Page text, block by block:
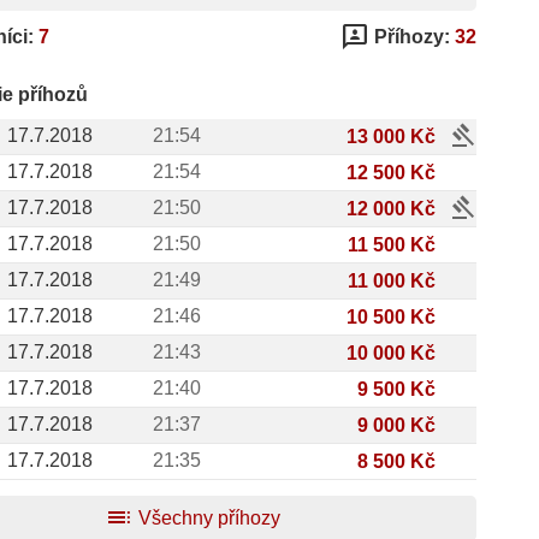
7 3p Příhozy: 32
příhozů
17.7.2018
21:54 13 000 Kč gavel
17.7.2018 21:54
12 500 Kč
17.7.2018
21:50 12 000 Kč gavel
17.7.2018 21:50
11 500 Kč
17.7.2018
21:49
11 000 Kč
17.7.2018
21:46
10 500 Kč
17.7.2018
21:43
10 000 Kč
17.7.2018
21:40
9 500 Kč
17.7.2018
21:37
9 000 Kč
17.7.2018
21:35 8 500 Kč
toc Všechny příhozy